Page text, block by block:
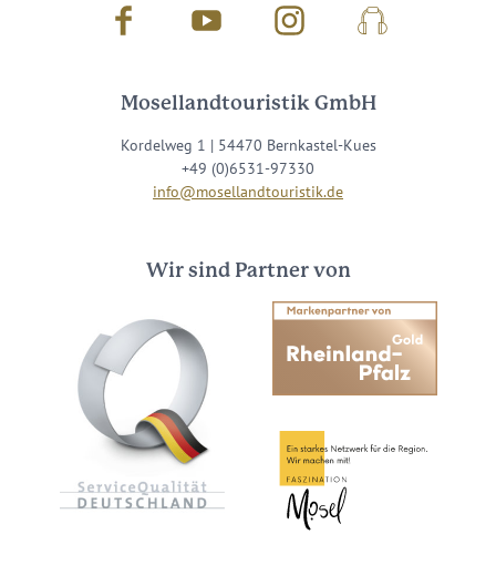
Facebook Youtube InstagramPodcast
Mosellandtouristik GmbH
Kordelweg 1 | 54470 Bernkastel-Kues
+49 (0)6531-97330
info@mosellandtouristik.de
Wir sind Partner von